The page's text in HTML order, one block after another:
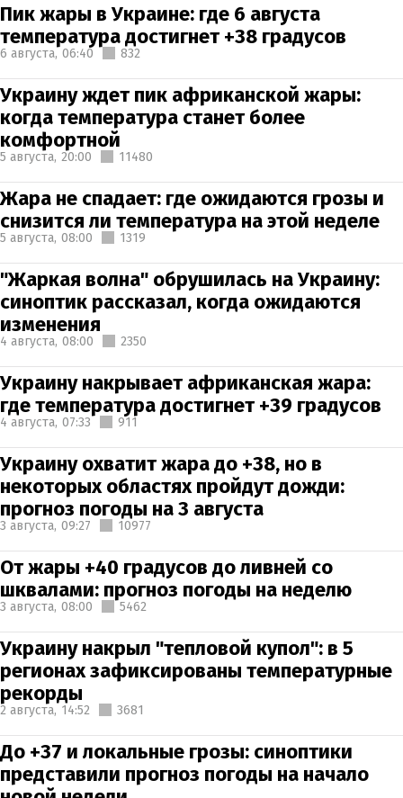
Пик жары в Украине: где 6 августа
температура достигнет +38 градусов
6 августа, 06:40 832
Украину ждет пик африканской жары:
когда температура станет более
комфортной
5 августа, 20:00 11480
Жара не спадает: где ожидаются грозы и
снизится ли температура на этой неделе
5 августа, 08:00 1319
"Жаркая волна" обрушилась на Украину:
синоптик рассказал, когда ожидаются
изменения
4 августа, 08:00 2350
Украину накрывает африканская жара:
где температура достигнет +39 градусов
4 августа, 07:33 911
Украину охватит жара до +38, но в
некоторых областях пройдут дожди:
прогноз погоды на 3 августа
3 августа, 09:27 10977
От жары +40 градусов до ливней со
шквалами: прогноз погоды на неделю
3 августа, 08:00 5462
Украину накрыл "тепловой купол": в 5
регионах зафиксированы температурные
рекорды
2 августа, 14:52 3681
До +37 и локальные грозы: синоптики
представили прогноз погоды на начало